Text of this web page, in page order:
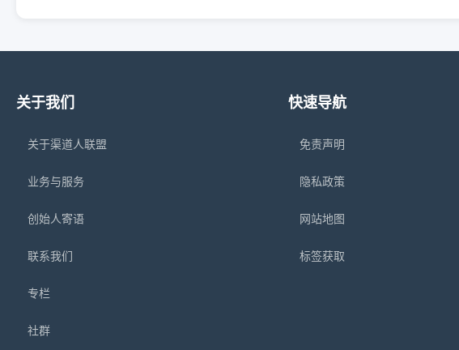
关于我们
关于渠道人联盟
业务与服务
创始人寄语
联系我们
专栏
社群
快速导航
免责声明
隐私政策
网站地图
标签获取